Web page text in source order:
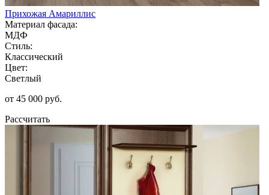
Прихожая Амариллис
Материал фасада:
МДФ
Стиль:
Классический
Цвет:
Светлый
от 45 000 руб.
Рассчитать